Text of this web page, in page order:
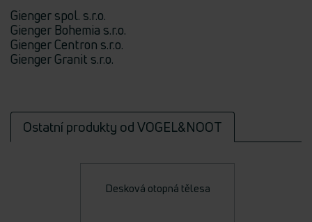
Gienger spol. s.r.o.
Gienger Bohemia s.r.o.
Gienger Centron s.r.o.
Gienger Granit s.r.o.
Ostatní produkty od VOGEL&NOOT
Desková otopná tělesa